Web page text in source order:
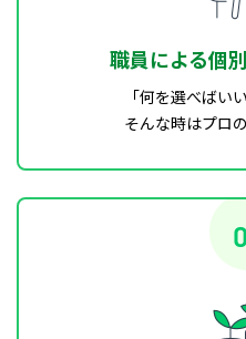
職員による個
「何を選べばい
そんな時はプロ